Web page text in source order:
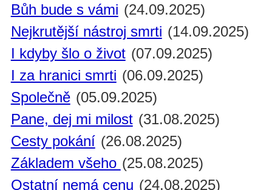
Bůh bude s vámi (24.09.2025)
Nejkrutější nástroj smrti (14.09.2025)
I kdyby šlo o život (07.09.2025)
I za hranici smrti (06.09.2025)
Společně (05.09.2025)
Pane, dej mi milost (31.08.2025)
Cesty pokání (26.08.2025)
Základem všeho (25.08.2025)
Ostatní nemá cenu (24.08.2025)